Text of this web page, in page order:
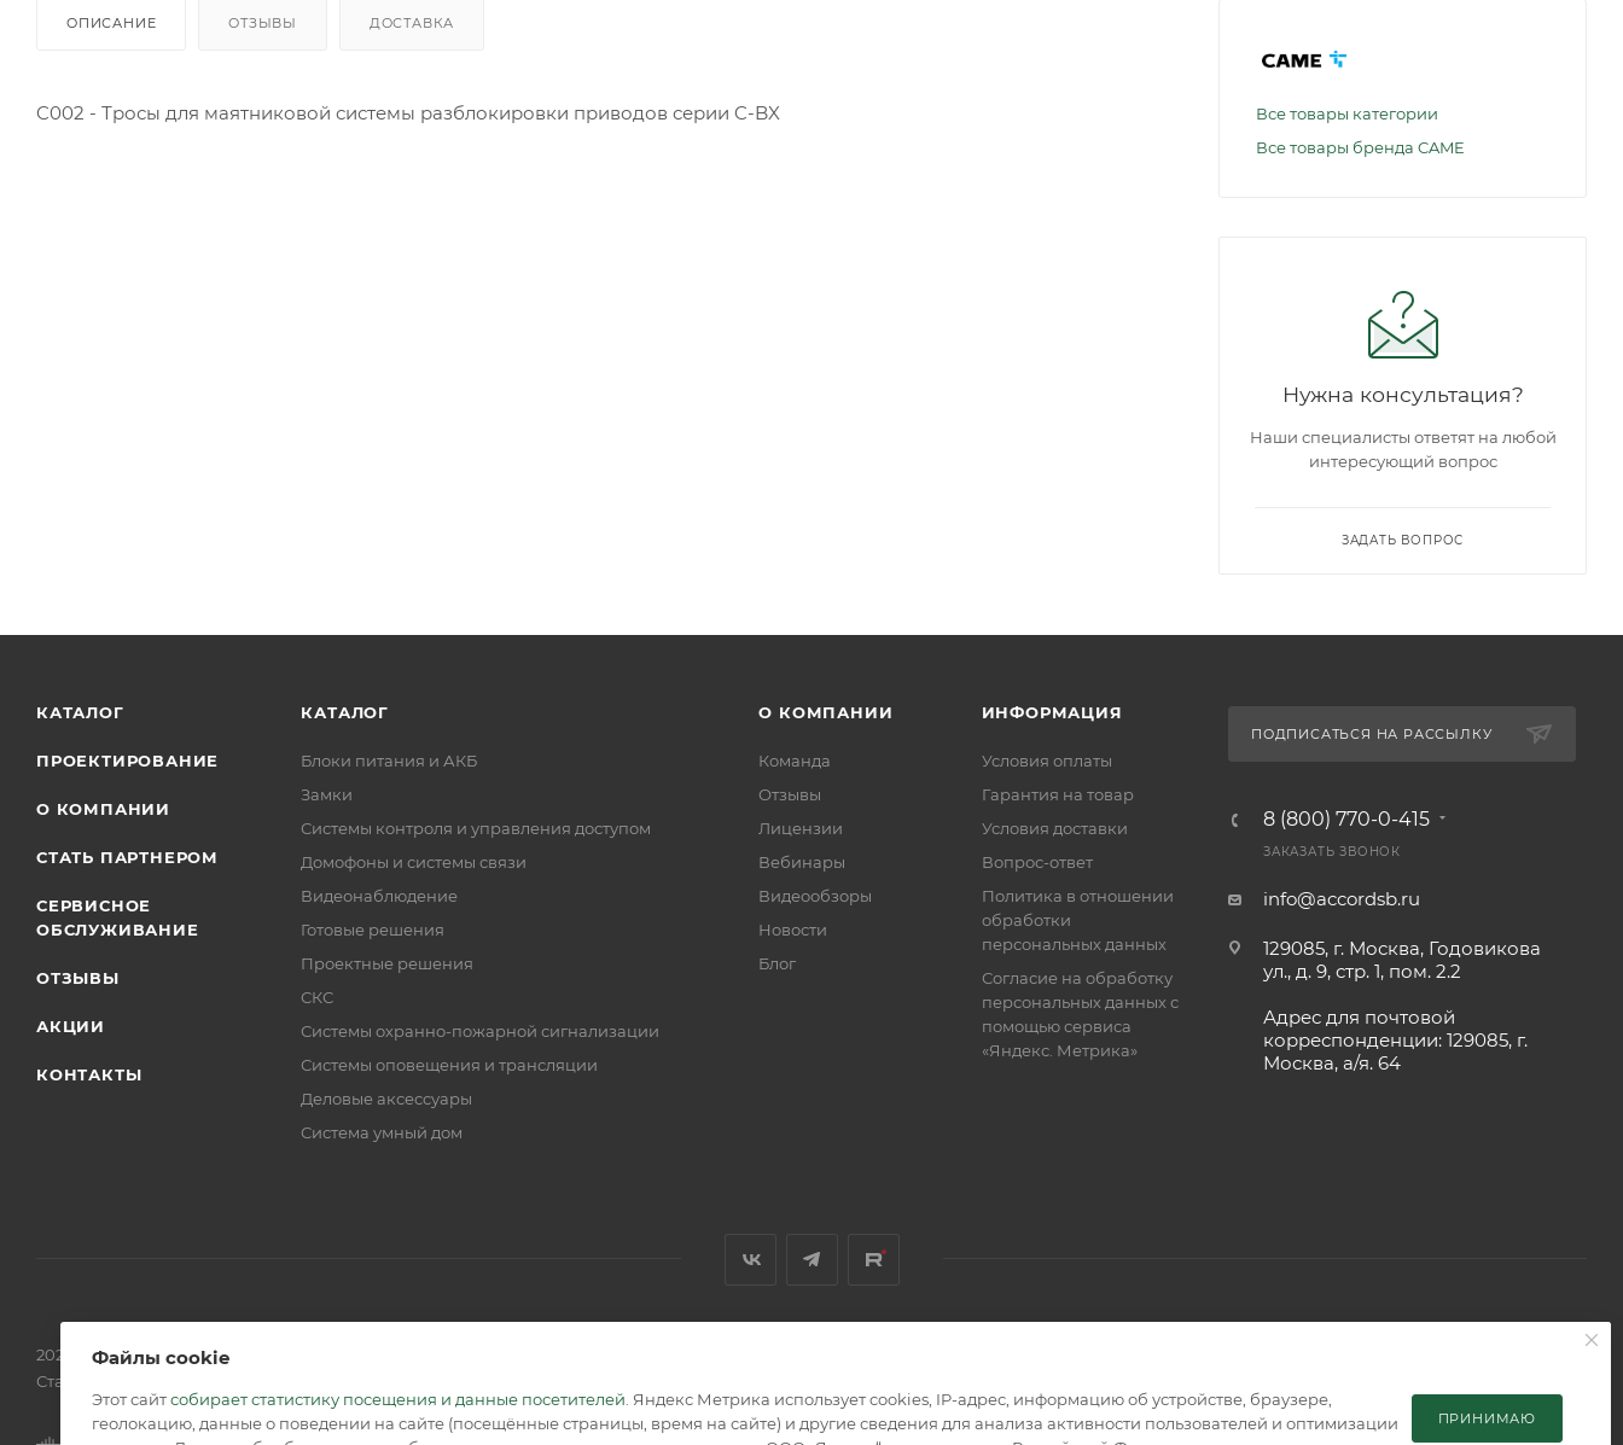
ОПИСАНИЕ ОТЗЫВЫ ДОСТАВКА
C002 - Тросы для маятниковой системы разблокировки приводов серии C-BX
Все товары категории
Все товары бренда CAME
Нужна консультация?
Наши специалисты ответят на любой
интересующий вопрос
ЗАДАТЬ ВОПРОС
КАТАЛОГ
ПРОЕКТИРОВАНИЕ
О КОМПАНИИ
СТАТЬ ПАРТНЕРОМ
СЕРВИСНОЕ
ОБСЛУЖИВАНИЕ
ОТЗЫВЫ
АКЦИИ
КОНТАКТЫ
КАТАЛОГ
Блоки питания и АКБ
Замки
Системы контроля и управления доступом
Домофоны и системы связи
Видеонаблюдение
Готовые решения
Проектные решения
СКС
Системы охранно-пожарной сигнализации
Системы оповещения и трансляции
Деловые аксессуары
Система умный дом
О КОМПАНИИ
Команда
Отзывы
Лицензии
Вебинары
Видеообзоры
Новости
Блог
ИНФОРМАЦИЯ
Условия оплаты
Гарантия на товар
Условия доставки
Вопрос-ответ
Политика в отношении
обработки
персональных данных
Согласие на обработку
персональных данных с
помощью сервиса
«Яндекс. Метрика»
ПОДПИСАТЬСЯ НА РАССЫЛКУ
8 (800) 770-0-415
ЗАКАЗАТЬ ЗВОНОК
info@accordsb.ru
129085, г. Москва, Годовикова
ул., д. 9, стр. 1, пом. 2.2
Адрес для почтовой
корреспонденции: 129085, г.
Москва, а/я. 64
2026 © Обращаем Ваше внимание на то, что вся информация, размещенная на сайте, носит информационный характер и не является публичной офертой, определяемой положениями
Статьи 437 (2) ГК РФ.
Файлы cookie
Этот сайтсобирает статистику посещения и данные посетителей . Яндекс Метрика использует cookies, IP-адрес, информацию об устройстве, браузере,
геолокацию, данные о поведении на сайте (посещённые страницы, время на сайте) и другие сведения для анализа активности пользователей и оптимизации
ПРИНИМАЮ